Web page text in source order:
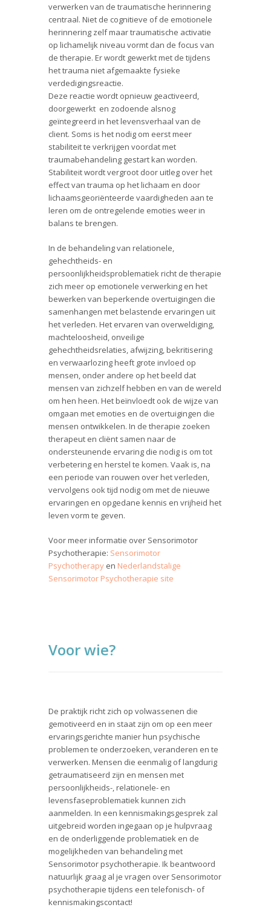
verwerken van de traumatische herinnering
centraal. Niet de cognitieve of de emotionele
herinnering zelf maar traumatische activatie
op lichamelijk niveau vormt dan de focus van
de therapie. Er wordt gewerkt met de tijdens
het trauma niet afgemaakte fysieke
verdedigingsreactie.
Deze reactie wordt opnieuw geactiveerd,
doorgewerkt en zodoende alsnog
geïntegreerd in het levensverhaal van de
client. Soms is het nodig om eerst meer
stabiliteit te verkrijgen voordat met
traumabehandeling gestart kan worden.
Stabiliteit wordt vergroot door uitleg over het
effect van trauma op het lichaam en door
lichaamsgeoriënteerde vaardigheden aan te
leren om de ontregelende emoties weer in
balans te brengen.
In de behandeling van relationele,
gehechtheids- en
persoonlijkheidsproblematiek richt de therapie
zich meer op emotionele verwerking en het
bewerken van beperkende overtuigingen die
samenhangen met belastende ervaringen uit
het verleden. Het ervaren van overweldiging,
machteloosheid, onveilige
gehechtheidsrelaties, afwijzing, bekritisering
en verwaarlozing heeft grote invloed op
mensen, onder andere op het beeld dat
mensen van zichzelf hebben en van de wereld
om hen heen. Het beïnvloedt ook de wijze van
omgaan met emoties en de overtuigingen die
mensen ontwikkelen. In de therapie zoeken
therapeut en cliënt samen naar de
ondersteunende ervaring die nodig is om tot
verbetering en herstel te komen. Vaak is, na
een periode van rouwen over het verleden,
vervolgens ook tijd nodig om met de nieuwe
ervaringen en opgedane kennis en vrijheid het
leven vorm te geven.
Voor meer informatie over Sensorimotor
Psychotherapie: Sensorimotor
Psychotherapy en Nederlandstalige
Sensorimotor Psychotherapie site
Voor wie?
De praktijk richt zich op volwassenen die
gemotiveerd en in staat zijn om op een meer
ervaringsgerichte manier hun psychische
problemen te onderzoeken, veranderen en te
verwerken. Mensen die eenmalig of langdurig
getraumatiseerd zijn en mensen met
persoonlijkheids-, relationele- en
levensfaseproblematiek kunnen zich
aanmelden. In een kennismakingsgesprek zal
uitgebreid worden ingegaan op je hulpvraag
en de onderliggende problematiek en de
mogelijkheden van behandeling met
Sensorimotor psychotherapie. Ik beantwoord
natuurlijk graag al je vragen over Sensorimotor
psychotherapie tijdens een telefonisch- of
kennismakingscontact!